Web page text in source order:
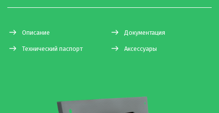
Описание Документация
Технический паспорт Аксессуары